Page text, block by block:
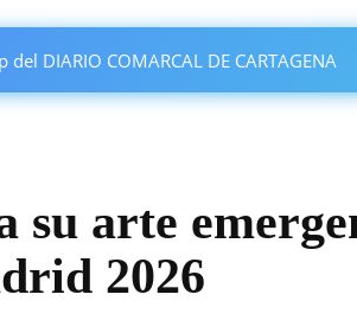
DIARIO COMARCAL DE CARTAGENA
su arte
2026